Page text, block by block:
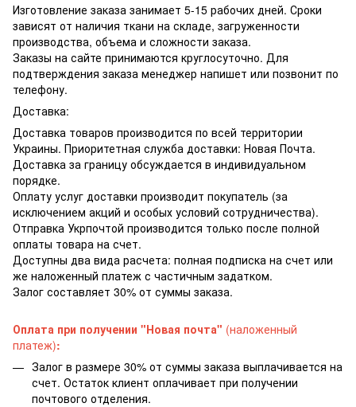
Изготовление заказа занимает 5-15 рабочих дней. Сроки
зависят от наличия ткани на складе, загруженности
производства, объема и сложности заказа.
Заказы на сайте принимаются круглосуточно. Для
подтверждения заказа менеджер напишет или позвонит по
телефону.
Доставка:
Доставка товаров производится по всей территории
Украины. Приоритетная служба доставки: Новая Почта.
Доставка за границу обсуждается в индивидуальном
порядке.
Оплату услуг доставки производит покупатель (за
исключением акций и особых условий сотрудничества).
Отправка Укрпочтой производится только после полной
оплаты товара на счет.
Доступны два вида расчета: полная подписка на счет или
же наложенный платеж с частичным задатком.
Залог составляет 30% от суммы заказа.
Оплата при получении "Новая почта" (наложенный
платеж):
Залог в размере 30% от суммы заказа выплачивается на
счет. Остаток клиент оплачивает при получении
почтового отделения.